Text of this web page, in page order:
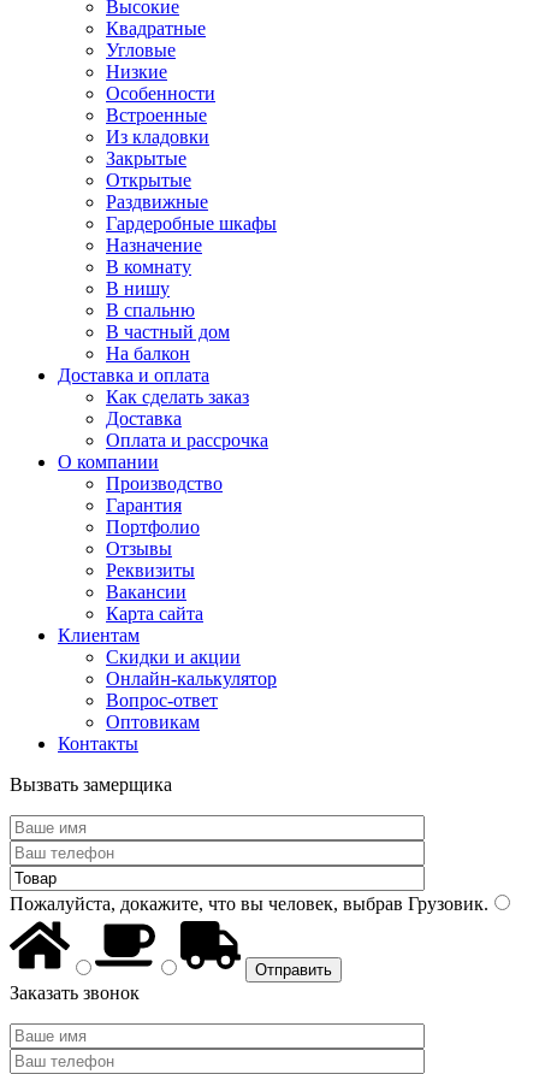
Высокие
Квадратные
Угловые
Низкие
Особенности
Встроенные
Из кладовки
Закрытые
Открытые
Раздвижные
Гардеробные шкафы
Назначение
В комнату
В нишу
В спальню
В частный дом
На балкон
Доставка и оплата
Как сделать заказ
Доставка
Оплата и рассрочка
О компании
Производство
Гарантия
Портфолио
Отзывы
Реквизиты
Вакансии
Карта сайта
Клиентам
Скидки и акции
Онлайн-калькулятор
Вопрос-ответ
Оптовикам
Контакты
Вызвать замерщика
Пожалуйста, докажите, что вы человек, выбрав Грузовик.
Заказать звонок